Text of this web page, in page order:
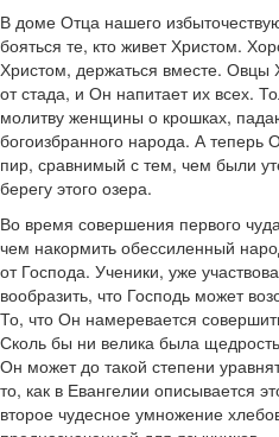
В доме Отца нашего
бояться те, кто живет Христом.
Христом, держаться вместе. Овцы
от стада, и Он напитает их всех.
молитву женщины о крошках,
богоизбранного народа. А теперь
пир, сравнимый с тем, чем были
берегу этого озера.
Во время совершения первого
чем накормить обессиленный
от Господа. Ученики, уже
вообразить, что Господь может
То, что Он намеревается
Сколь бы ни велика была
Он может до такой степени
то, как в Евангелии описывается
второе чудесное умножение